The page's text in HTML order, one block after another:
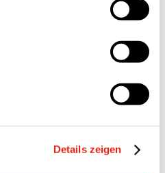
Details zeigen